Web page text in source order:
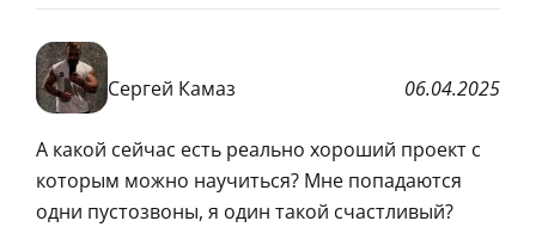
Сергей Камаз 06.04.2025
А какой сейчас есть реально хороший проект с
которым можно научиться? Мне попадаются
одни пустозвоны, я один такой счастливый?